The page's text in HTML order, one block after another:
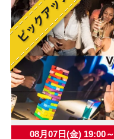
08月07日(金) 19:00～